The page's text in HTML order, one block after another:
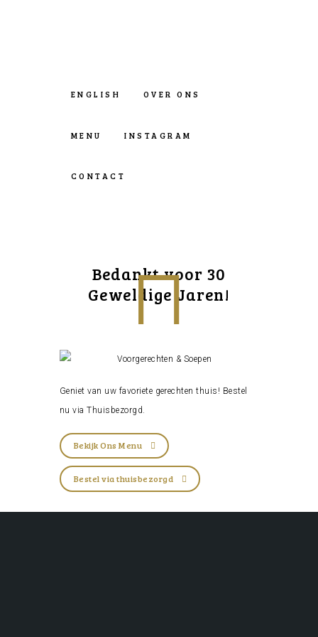
ENGLISH OVER ONS
MENU INSTAGRAM
CONTACT
Bedankt voor 30
Geweldige Jaren!
Geniet van uw favoriete gerechten thuis! Bestel
nu viaThuisbezorgd
Bekijk Ons Menu
Bestel via thuisbezorgd